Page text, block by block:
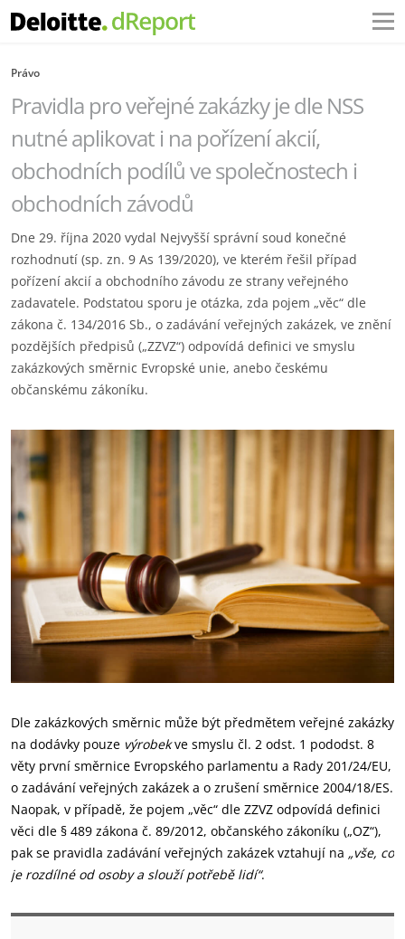
Právo
Pravidla pro veřejné zakázky je dle NSS
nutné aplikovat i na pořízení akcií,
obchodních podílů ve společnostech i
obchodních závodů
Dne 29. října 2020 vydal Nejvyšší správní soud konečné
rozhodnutí (sp. zn. 9 As 139/2020), ve kterém řešil případ
pořízení akcií a obchodního závodu ze strany veřejného
zadavatele. Podstatou sporu je otázka, zda pojem „věc“ dle
zákona č. 134/2016 Sb., o zadávání veřejných zakázek, ve znění
pozdějších předpisů („ZZVZ“) odpovídá definici ve smyslu
zakázkových směrnic Evropské unie, anebo českému
občanskému zákoníku.
Dle zakázkových směrnic může být předmětem veřejné zakázky
na dodávky pouze výrobekve smyslu čl. 2 odst. 1 pododst. 8
věty první směrnice Evropského parlamentu a Rady 201/24/EU,
o zadávání veřejných zakázek a o zrušení směrnice 2004/18/ES.
Naopak, v případě, že pojem „věc“ dle ZZVZ odpovídá definici
věci dle § 489 zákona č. 89/2012, občanského zákoníku („OZ“),
pak se pravidla zadávání veřejných zakázek vztahují na „vše, co
je rozdílné od osoby a slouží potřebě lidí“.